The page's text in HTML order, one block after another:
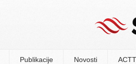
Publikacije Novosti